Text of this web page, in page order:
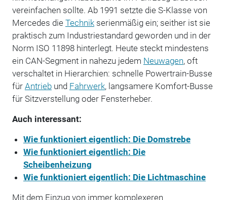
vereinfachen sollte. Ab 1991 setzte die S-Klasse von
Mercedes die Technikserienmäßig ein; seither ist sie
praktisch zum Industriestandard geworden und in der
Norm ISO 11898 hinterlegt. Heute steckt mindestens
ein CAN-Segment in nahezu jedem Neuwagen, oft
verschaltet in Hierarchien: schnelle Powertrain-Busse
für Antriebund Fahrwerk, langsamere Komfort-Busse
für Sitzverstellung oder Fensterheber.
Auch interessant:
Wie funktioniert eigentlich: Die Domstrebe
Wie funktioniert eigentlich: Die
Scheibenheizung
Wie funktioniert eigentlich: Die Lichtmaschine
Mit dem Einzug von immer komplexeren